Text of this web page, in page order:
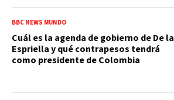
BBC NEWS MUNDO
Cuál es la agenda de gobierno de De la
Espriella y qué contrapesos tendrá
como presidente de Colombia